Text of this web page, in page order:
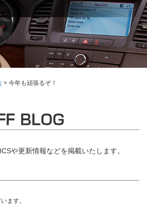
> 今年も頑張るぞ！
や更新情報などを掲載いたします。
ます。